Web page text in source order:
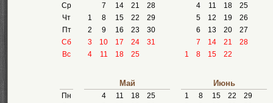
Ср
Чт
Пт
Сб
Вс
7
14 21
28
1
8 15 22
29
2
9 16 23
30
3
10 17 24
31
4
11 18 25
4
11 18
25
5
12 19
26
6
13 20
27
7
14 21
28
1
8 15 22
Пн
Май
4 11 18
25
Июнь
1 8 15 22
29